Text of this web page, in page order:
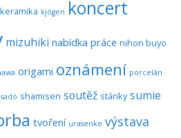
keramika kjógen koncert
mizuhiki nabídka práce nihon buyo
origami oznámení porcelán
sadó shamisen soutěž stánky sumie
tvoření urasenke výstava